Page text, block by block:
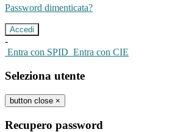
Password dimenticata?
-
Entra con SPID Entra con CIE
Seleziona utente
button close ×
Recupero password